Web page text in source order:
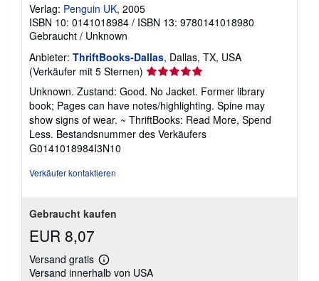
Verlag: Penguin UK, 2005
ISBN 10: 0141018984 / ISBN 13: 9780141018980
Gebraucht / Unknown
Anbieter: ThriftBooks-Dallas, Dallas, TX, USA
(Verkäufer mit 5 Sternen) Verkäuferbewertung
von
5
Sternen
Unknown. Zustand: Good. No Jacket. Former library
book; Pages can have notes/highlighting. Spine may
show signs of wear. ~ ThriftBooks: Read More, Spend
Less. Bestandsnummer des Verkäufers
G0141018984I3N10
Verkäufer kontaktieren
Gebraucht kaufen
EUR 8,07
Versand gratis
Weitere
Informationen
Versand innerhalb von USA